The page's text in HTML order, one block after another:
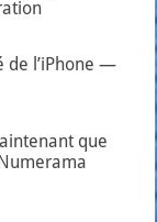
de l’iPhone —
que